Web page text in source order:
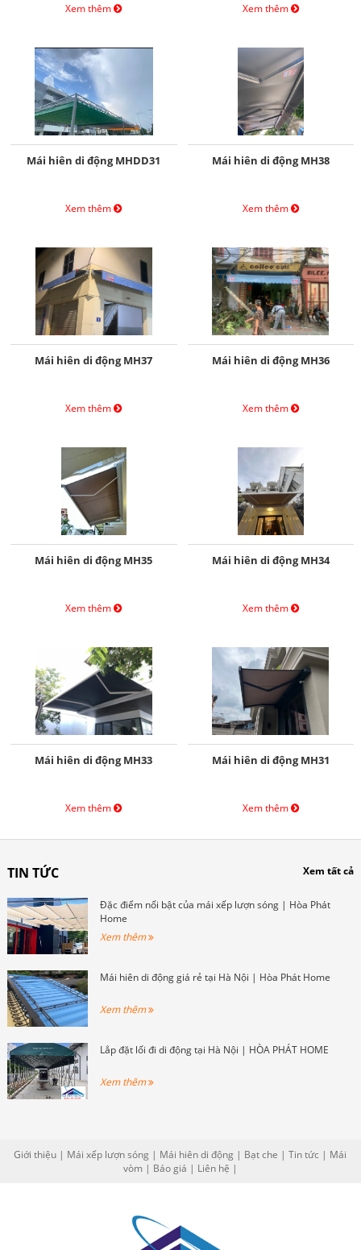
Xem thêm Xem thêm
Mái hiên di động MHDD31
Xem thêm
Mái hiên di động MH38
Xem thêm
Mái hiên di động MH37
Xem thêm
Mái hiên di động MH36
Xem thêm
Mái hiên di động MH35
Xem thêm
Mái hiên di động MH34
Xem thêm
Mái hiên di động MH33
Xem thêm
Mái hiên di động MH31
Xem thêm
TIN TỨC Xem tất cả
Đặc điểm nổi bật của mái xếp lượn sóng | Hòa Phát
Home
Xem thêm
Mái hiên di động giá rẻ tại Hà Nội | Hòa Phát Home
Xem thêm
Lắp đặt lối đi di động tại Hà Nội | HÒA PHÁT HOME
Xem thêm
Giới thiệu | Mái xếp lượn sóng | Mái hiên di động | Bạt che |Tin tức | Mái
vòm| Báo giá | Liên hệ |